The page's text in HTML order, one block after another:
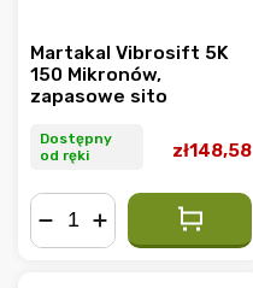
Martakal Vibrosift 5K
150 Mikronów,
zapasowe sito
Dostępny
od ręki
zł148,58